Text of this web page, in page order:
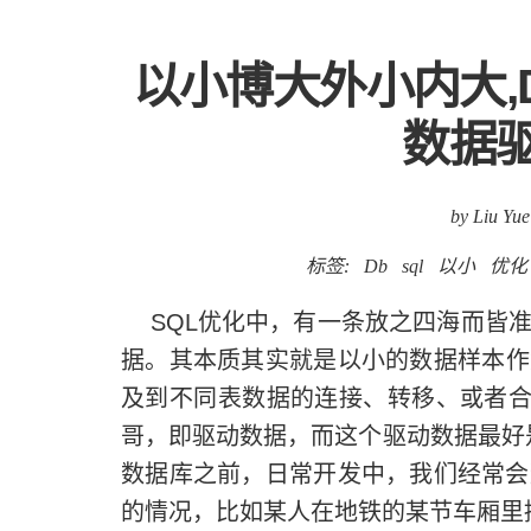
以小博大外小内大
数据
by Liu Yue
标签: Db sql 以小 优化
SQL优化中，有一条放之四海而皆
据。其本质其实就是以小的数据样本
及到不同表数据的连接、转移、或者
哥，即驱动数据，而这个驱动数据
数据库之前，日常开发中，我们经常
的情况，比如某人在地铁的某节车厢